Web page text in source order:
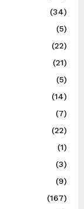
(34)
(5)
(22)
(21)
(5)
(14)
(7)
(22)
(1)
(3)
(9)
(167)